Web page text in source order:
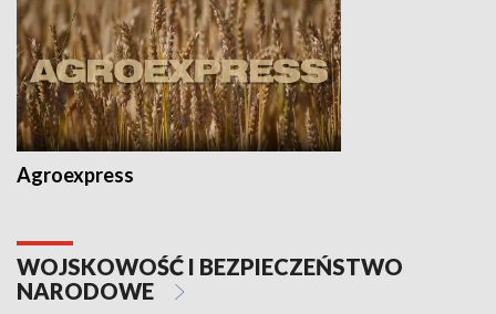
Agroexpress
WOJSKOWOŚĆ I BEZPIECZEŃSTWO
NARODOWE